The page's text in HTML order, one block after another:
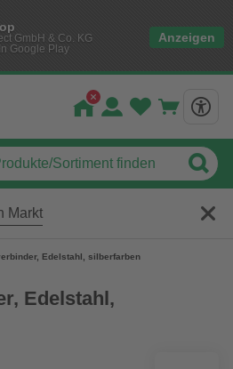
GmbH & Co. KG
Google Play
Anzeigen
Markt
Edelstahl, silberfarben
Edelstahl,